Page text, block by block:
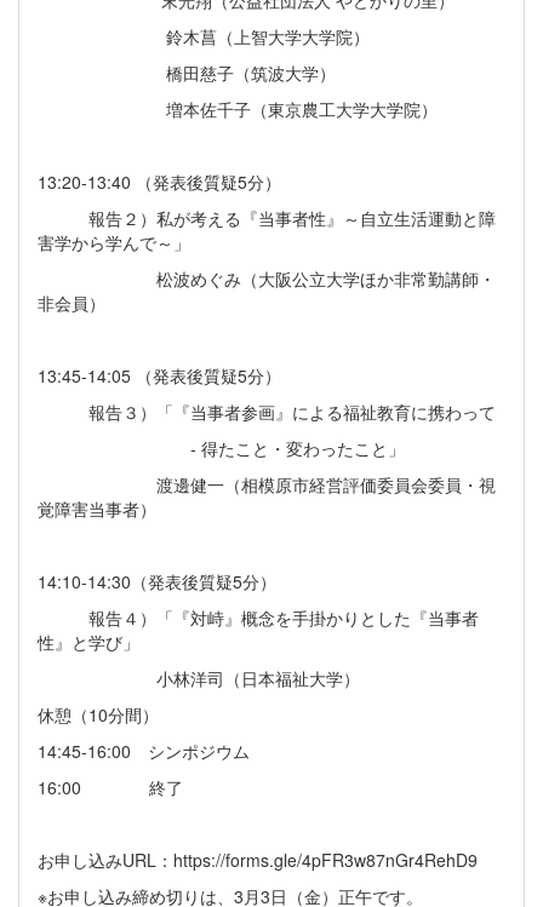
鈴木菖（上智大学大学院）
橋田慈子（筑波大学）
増本佐千子（東京農工大学大学院）
13:20-13:40 （発表後質疑5分）
報告２）私が考える『当事者性』～自立生活運動と障
害学から学んで～」
松波めぐみ（大阪公立大学ほか非常勤講師・
非会員）
13:45-14:05 （発表後質疑5分）
報告３）「『当事者参画』による福祉教育に携わって
‐ 得たこと・変わったこと」
渡邊健一（相模原市経営評価委員会委員・視
覚障害当事者）
14:10-14:30（発表後質疑5分）
報告４）「『対峙』概念を手掛かりとした『当事者
性』と学び」
小林洋司（日本福祉大学）
休憩（10分間）
14:45-16:00 シンポジウム
16:00 終了
お申し込みURL：https://forms.gle/4pFR3w87nGr4RehD9
※お申し込み締め切りは、3月3日（金）正午です。